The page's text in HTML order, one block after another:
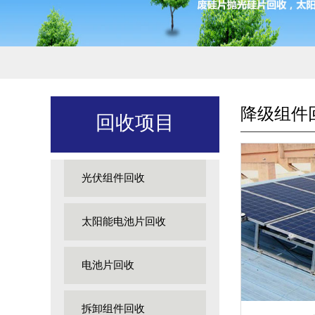
回收项目
光伏组件回收
太阳能电池片回收
电池片回收
拆卸组件回收
降级组件